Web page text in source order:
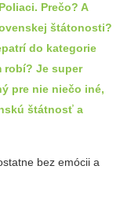
Prečo? A
štátonosti?
do kategorie
robí? Je super
pre nie niečo iné,
štátnosť a
bez emócii a